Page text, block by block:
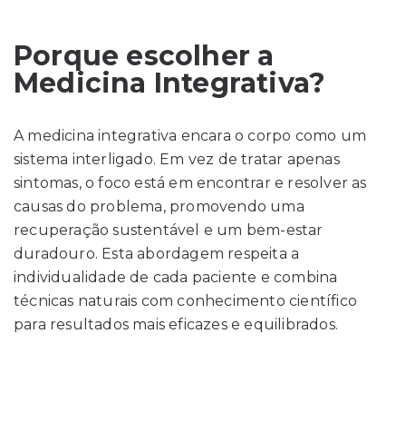
Porque escolher a
Medicina Integrativa?
A medicina integrativa encara o corpo como um
sistema interligado. Em vez de tratar apenas
sintomas, o foco está em encontrar e resolver as
causas do problema, promovendo uma
recuperação sustentável e um bem-estar
duradouro. Esta abordagem respeita a
individualidade de cada paciente e combina
técnicas naturais com conhecimento científico
para resultados mais eficazes e equilibrados.